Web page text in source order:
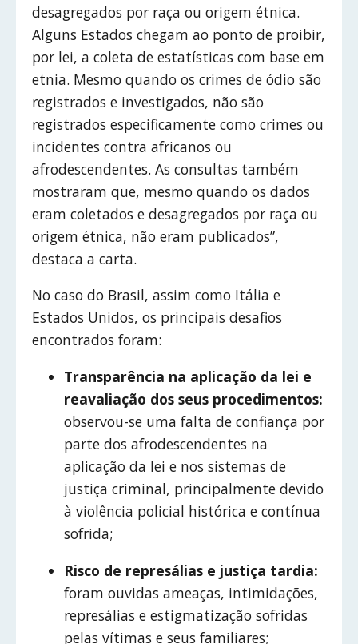
desagregados por raça ou origem étnica.
Alguns Estados chegam ao ponto de proibir,
por lei, a coleta de estatísticas com base em
etnia. Mesmo quando os crimes de ódio são
registrados e investigados, não são
registrados especificamente como crimes ou
incidentes contra africanos ou
afrodescendentes. As consultas também
mostraram que, mesmo quando os dados
eram coletados e desagregados por raça ou
origem étnica, não eram publicados”,
destaca a carta.
No caso do Brasil, assim como Itália e
Estados Unidos, os principais desafios
encontrados foram:
Transparência na aplicação da lei e
reavaliação dos seus procedimentos:
observou-se uma falta de confiança por
parte dos afrodescendentes na
aplicação da lei e nos sistemas de
justiça criminal, principalmente devido
à violência policial histórica e contínua
sofrida;
Risco de represálias e justiça tardia:
foram ouvidas ameaças, intimidações,
represálias e estigmatização sofridas
pelas vítimas e seus familiares;